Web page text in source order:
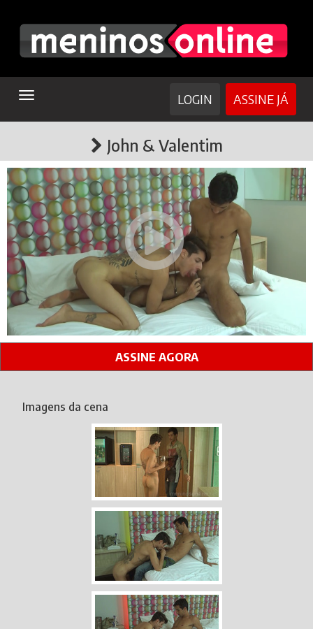
TOGGLE
ASSINE JÁ
LOGIN
John & Valentim
ASSINE AGORA
Imagens da cena